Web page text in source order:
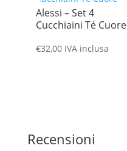
Alessi – Set 4
Cucchiaini Té Cuore
€32,00 IVA inclusa
Recensioni